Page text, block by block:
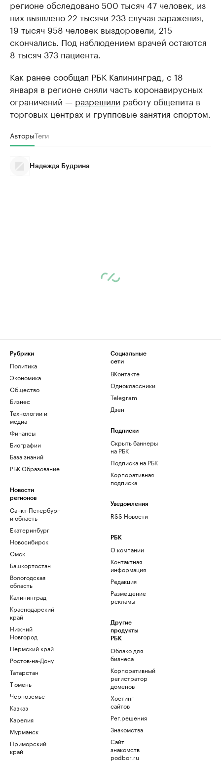
регионе обследовано 500 тысяч 47 человек, из
них выявлено 22 тысячи 233 случая заражения,
19 тысяч 958 человек выздоровели, 215
скончались. Под наблюдением врачей остаются
8 тысяч 373 пациента.
Как ранее сообщал РБК Калининград, с 18
января в регионе сняли часть коронавирусных
ограничений — разрешили работу общепита в
торговых центрах и групповые занятия спортом.
АвторыТеги
Надежда Будрина
Рубрики
Политика
Экономика
Общество
Бизнес
Технологии и
медиа
Финансы
Биографии
База знаний
РБК Образование
Новости
регионов
Санкт-Петербург
и область
Екатеринбург
Новосибирск
Омск
Башкортостан
Вологодская
область
Калининград
Краснодарский
край
Нижний
Новгород
Пермский край
Ростов-на-Дону
Татарстан
Тюмень
Черноземье
Кавказ
Карелия
Мурманск
Приморский
край
Социальные
сети
ВКонтакте
Одноклассники
Telegram
Дзен
Подписки
Скрыть баннеры
на РБК
Подписка на РБК
Корпоративная
подписка
Уведомления
RSS Новости
РБК
О компании
Контактная
информация
Редакция
Размещение
рекламы
Другие
продукты
РБК
Облако для
бизнеса
Корпоративный
регистратор
доменов
Хостинг
сайтов
Рег.решения
Знакомства
Сайт
знакомств
podbor.ru